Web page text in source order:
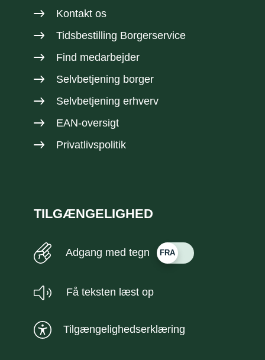
Kontakt os
Tidsbestilling Borgerservice
Find medarbejder
Selvbetjening borger
Selvbetjening erhverv
EAN-oversigt
Privatlivspolitik
TILGÆNGELIGHED
Adgang med tegn
Få teksten læst op
Tilgængelighedserklæring